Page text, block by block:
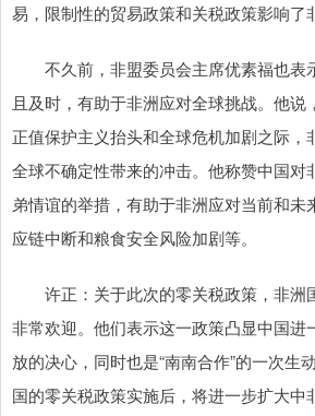
易，限制性的贸易政策和关税政策影响了
不久前，非盟委员会主席优素福也表
且及时，有助于非洲应对全球挑战。他说
正值保护主义抬头和全球危机加剧之际，
全球不确定性带来的冲击。他称赞中国对
弟情谊的举措，有助于非洲应对当前和未
应链中断和粮食安全风险加剧等。
许正：关于此次的零关税政策，非洲
非常欢迎。他们表示这一政策凸显中国进
放的决心，同时也是“南南合作”的一次生
国的零关税政策实施后，将进一步扩大中